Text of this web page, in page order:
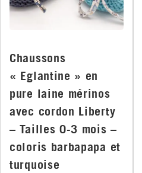
Chaussons
« Eglantine » en
pure laine mérinos
avec cordon Liberty
– Tailles 0-3 mois –
coloris barbapapa et
turquoise